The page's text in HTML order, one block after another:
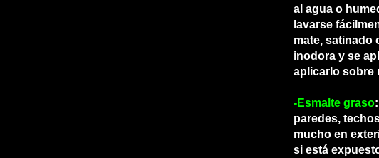
al agua o
lavarse
mate, satinado
inodora y se
aplicarlo sobre
-Esmalte graso
paredes,
mucho en
si está